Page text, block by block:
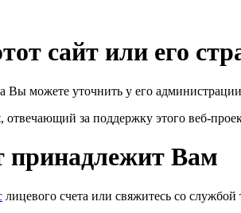
сайт или его
Вы можете уточнить у его
отвечающий за поддержку этого веб-
принадлежит Вам
лицевого счета или свяжитесь со